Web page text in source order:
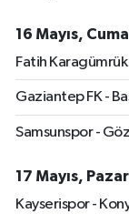
16 Mayıs,
Fatih
Gaziantep FK -
Samsunspor -
17 Mayıs, Pazar
Kayserispor -